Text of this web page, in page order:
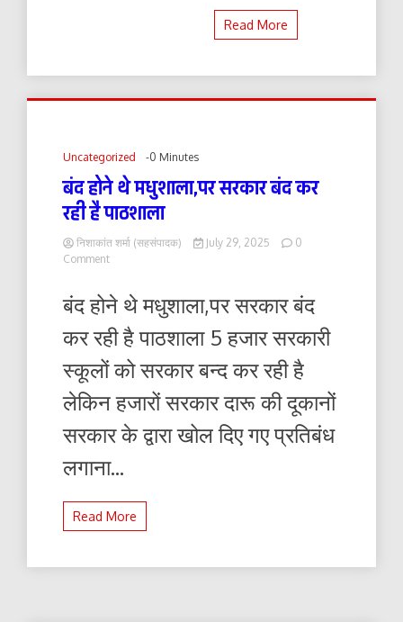
Read More
Uncategorized -0 Minutes
बंद होने थे मधुशाला,पर सरकार बंद कर
रही है पाठशाला
निशाकांत शर्मा (सहसंपादक) July 29, 2025
0
Commenton
होने
थे
मधुशाला,पर
सरकार
कर
पाठशाला
बंद होने थे मधुशाला,पर सरकार बंद
कर रही है पाठशाला 5 हजार सरकारी
स्कूलों को सरकार बन्द कर रही है
लेकिन हजारों सरकार दारू की दूकानों
सरकार के द्वारा खोल दिए गए प्रतिबंध
लगाना...
Read More